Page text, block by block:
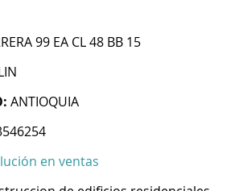
99 EA CL 48 BB 15
ANTIOQUIA
en ventas